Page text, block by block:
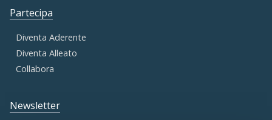
Partecipa
Diventa Aderente
Diventa Alleato
Collabora
Newsletter